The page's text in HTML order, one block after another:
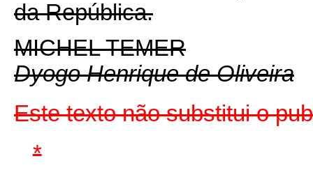
da República.
MICHEL TEMER
Dyogo Henrique de Oliveira
Este texto não substitui o
*